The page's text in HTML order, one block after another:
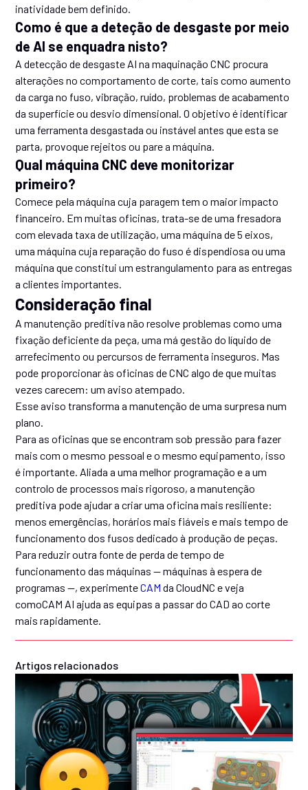
inatividade bem definido.
Como é que a deteção de desgaste por meio
de AI se enquadra nisto?
A detecção de desgaste AI na maquinação CNC procura
alterações no comportamento de corte, tais como aumento
da carga no fuso, vibração, ruído, problemas de acabamento
da superfície ou desvio dimensional. O objetivo é identificar
uma ferramenta desgastada ou instável antes que esta se
parta, provoque rejeitos ou pare a máquina.
Qual máquina CNC deve monitorizar
primeiro?
Comece pela máquina cuja paragem tem o maior impacto
financeiro. Em muitas oficinas, trata-se de uma fresadora
com elevada taxa de utilização, uma máquina de 5 eixos,
uma máquina cuja reparação do fuso é dispendiosa ou uma
máquina que constitui um estrangulamento para as entregas
a clientes importantes.
Consideração final
A manutenção preditiva não resolve problemas como uma
fixação deficiente da peça, uma má gestão do líquido de
arrefecimento ou percursos de ferramenta inseguros. Mas
pode proporcionar às oficinas de CNC algo de que muitas
vezes carecem: um aviso atempado.
Esse aviso transforma a manutenção de uma surpresa num
plano.
Para as oficinas que se encontram sob pressão para fazer
mais com o mesmo pessoal e o mesmo equipamento, isso
é importante. Aliada a uma melhor programação e a um
controlo de processos mais rigoroso, a manutenção
preditiva pode ajudar a criar uma oficina mais resiliente:
menos emergências, horários mais fiáveis e mais tempo de
funcionamento dos fusos dedicado à produção de peças.
Para reduzir outra fonte de perda de tempo de
funcionamento das máquinas — máquinas à espera de
programas —, experimenteCAMda CloudNC e veja
comoCAM AI ajuda as equipas a passar do CAD ao corte
mais rapidamente.
Artigos relacionados